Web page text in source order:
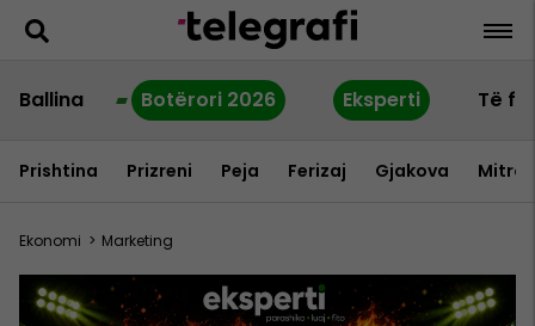
Ballina Botërori 2026 Eksperti Të
Prishtina Prizreni Peja Ferizaj Gjakova
Ekonomi > Marketing